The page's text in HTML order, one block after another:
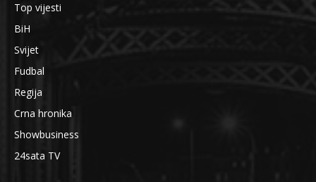
Top vijesti
BiH
Svijet
Fudbal
Regija
Crna hronika
Showbusiness
24sata TV